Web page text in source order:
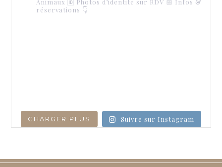
Animaux 🆔 Photos d’identité sur RDV 📅 Infos &
réservations 👇
CHARGER PLUS Suivre sur Instagram